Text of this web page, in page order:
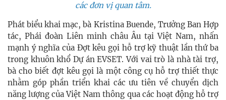
các đơn vị quan tâm.
Phát biểu khai mạc, bà Kristina Buende, Trưởng Ban Hợp
tác, Phái đoàn Liên minh châu Âu tại Việt Nam, nhấn
mạnh ý nghĩa của Đợt kêu gọi hỗ trợ kỹ thuật lần thứ ba
trong khuôn khổ Dự án EVSET. Với vai trò là nhà tài trợ,
bà cho biết đợt kêu gọi là một công cụ hỗ trợ thiết thực
nhằm góp phần triển khai các ưu tiên về chuyển dịch
năng lượng của Việt Nam thông qua các hoạt động hỗ trợ